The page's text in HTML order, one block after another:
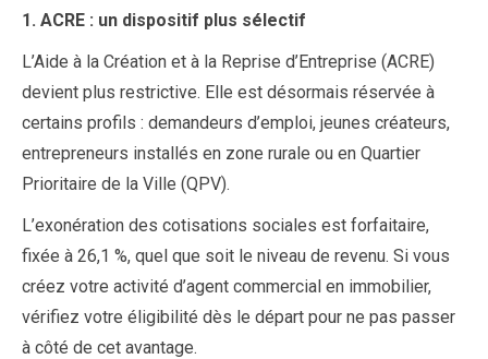
1. ACRE : un dispositif plus sélectif
L’Aide à la Création et à la Reprise d’Entreprise (ACRE)
devient plus restrictive. Elle est désormais réservée à
certains profils : demandeurs d’emploi, jeunes créateurs,
entrepreneurs installés en zone rurale ou en Quartier
Prioritaire de la Ville (QPV).
L’exonération des cotisations sociales est forfaitaire,
fixée à 26,1 %, quel que soit le niveau de revenu. Si vous
créez votre activité d’agent commercial en immobilier,
vérifiez votre éligibilité dès le départ pour ne pas passer
à côté de cet avantage.